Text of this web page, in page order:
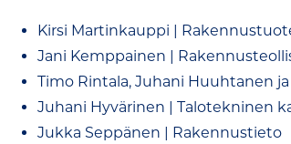
Kirsi Martinkauppi |
Jani Kemppainen |
Timo Rintala, Juhani Huuhtanen
Juhani Hyvärinen | Talotekninen
Jukka Seppänen | Rakennustieto